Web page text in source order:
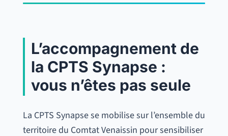
L’accompagnement de
la CPTS Synapse :
vous n’êtes pas seule
La CPTS Synapse se mobilise sur l’ensemble du
territoire du Comtat Venaissin pour sensibiliser